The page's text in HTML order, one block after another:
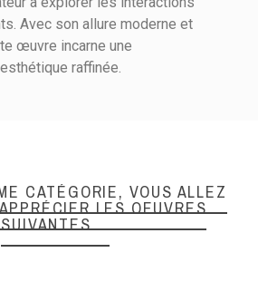
Avec son allure moderne et
œuvre incarne une
raffinée.
CATÉGORIE, VOUS ALLEZ
LES OEUVRES
SUIVANTES